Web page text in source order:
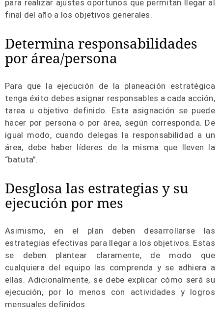
para realizar ajustes oportunos que permitan llegar al
final del año a los objetivos generales.
Determina responsabilidades
por área/persona
Para que la ejecución de la planeación estratégica
tenga éxito debes asignar responsables a cada acción,
tarea u objetivo definido. Esta asignación se puede
hacer por persona o por área, según corresponda. De
igual modo, cuando delegas la responsabilidad a un
área, debe haber líderes de la misma que lleven la
“batuta”.
Desglosa las estrategias y su
ejecución por mes
Asimismo, en el plan deben desarrollarse las
estrategias efectivas para llegar a los objetivos. Estas
se deben plantear claramente, de modo que
cualquiera del equipo las comprenda y se adhiera a
ellas. Adicionalmente, se debe explicar cómo será su
ejecución, por lo menos con actividades y logros
mensuales definidos.